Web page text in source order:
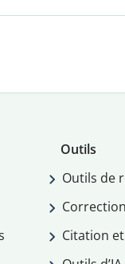
Outils
Outils de
Citation